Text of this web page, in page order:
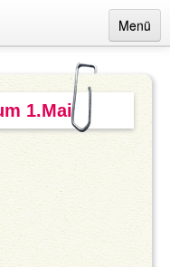
Menü
1.Mai